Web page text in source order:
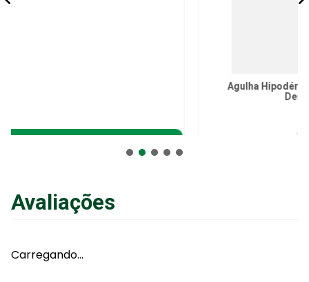
Agulha Hipodérmica Medix 13x0,30mm 30G 1/2
R$0,19no Pix
R$ 0,20em até
Adicionar ao Carrinho
Avaliações
Carregando…